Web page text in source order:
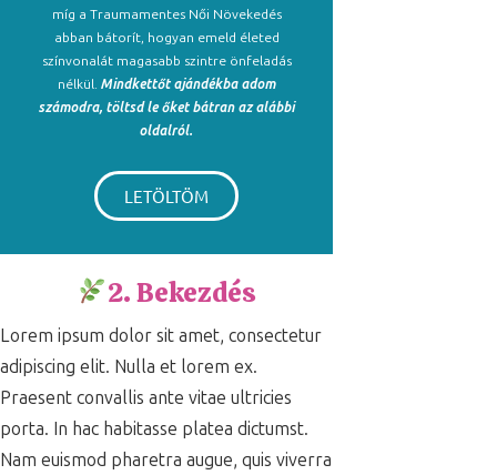
míg a Traumamentes Női Növekedés
abban bátorít, hogyan emeld életed
színvonalát magasabb szintre önfeladás
nélkül. Mindkettőt ajándékba adom
számodra, töltsd le őket bátran az alábbi
oldalról.
LETÖLTÖM
2. Bekezdés
Lorem ipsum dolor sit amet, consectetur
adipiscing elit. Nulla et lorem ex.
Praesent convallis ante vitae ultricies
porta. In hac habitasse platea dictumst.
Nam euismod pharetra augue, quis viverra